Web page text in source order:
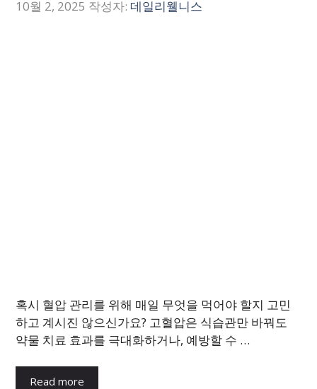
10월 2, 2025 작성자: 데일리웰니스
혹시 혈압 관리를 위해 매일 무엇을 먹어야 할지 고민
하고 계시진 않으신가요? 고혈압은 식습관만 바꿔도
약물 치료 효과를 극대화하거나, 예방할 수 …
Read more